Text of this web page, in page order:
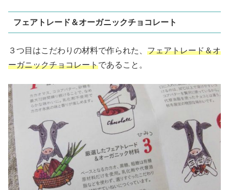
フェアトレード＆オーガニックチョコレート
３つ目はこだわりの材料で作られた、 フェアトレード＆オ
ーガニックチョコレートであること。